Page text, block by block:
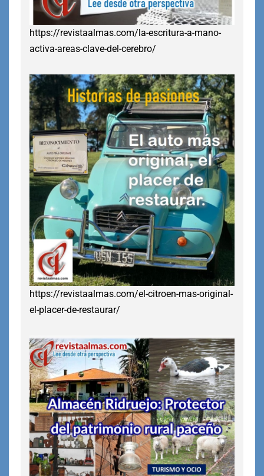
https://revistaalmas.com/la-escritura-a-mano-
activa-areas-clave-del-cerebro/
https://revistaalmas.com/el-citroen-mas-original-
el-placer-de-restaurar/